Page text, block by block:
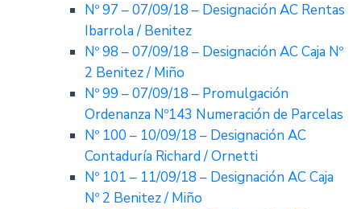
Nº 97 – 07/09/18 – Designación AC Rentas
Ibarrola / Benitez
Nº 98 – 07/09/18 – Designación AC Caja Nº
2 Benitez / Miño
Nº 99 – 07/09/18 – Promulgación
Ordenanza Nº143 Numeración de Parcelas
Nº 100 – 10/09/18 – Designación AC
Contaduría Richard / Ornetti
Nº 101 – 11/09/18 – Designación AC Caja
Nº 2 Benitez / Miño